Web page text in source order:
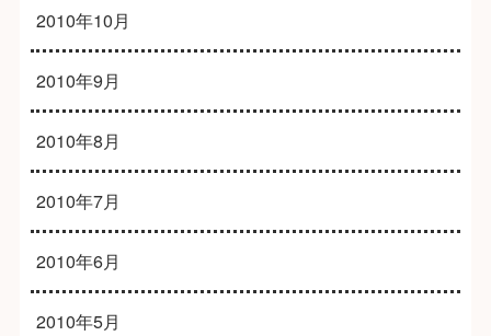
2010年10月
2010年9月
2010年8月
2010年7月
2010年6月
2010年5月